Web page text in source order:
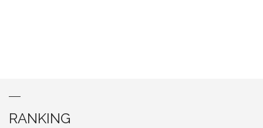
RANKING